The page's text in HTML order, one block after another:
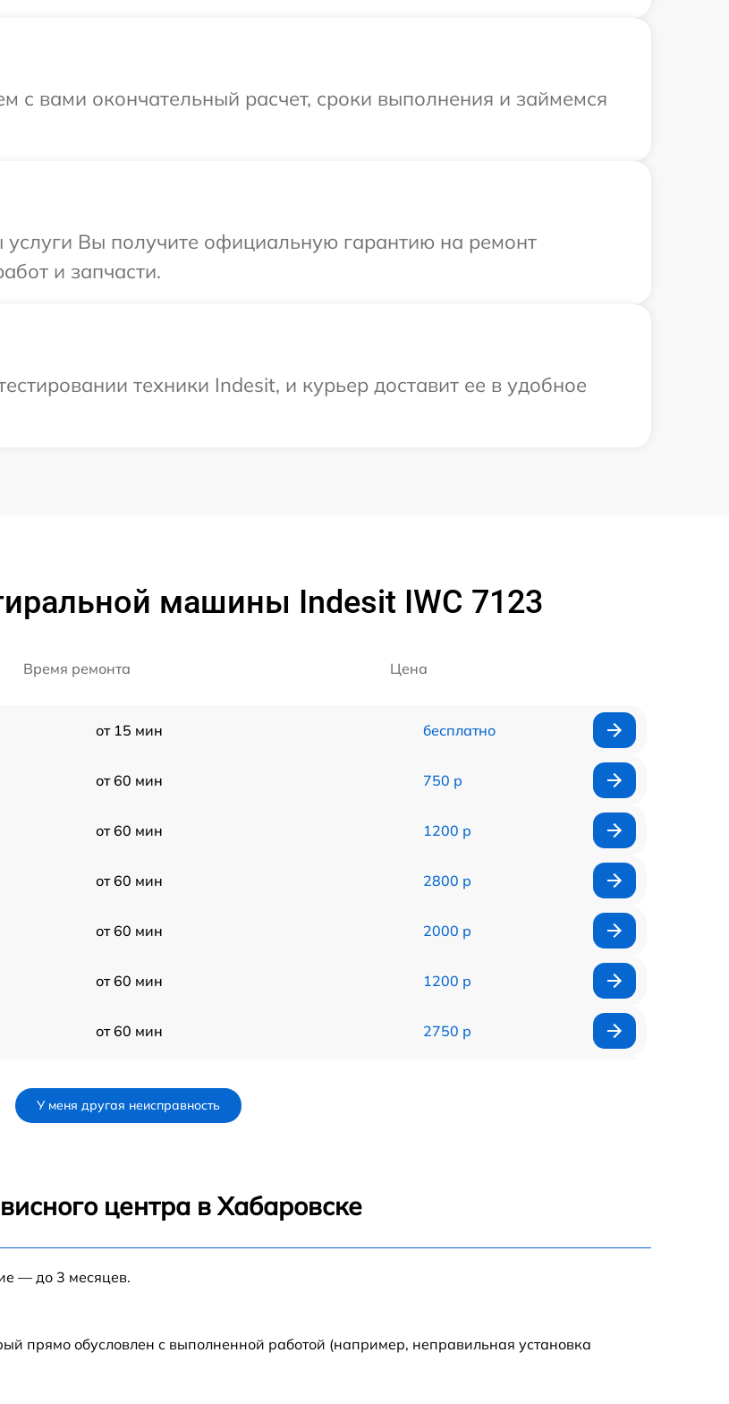
с вами окончательный расчет, сроки выполнения и займемся
Вы получите официальную гарантию на ремонт
и запчасти.
техники Indesit, и курьер доставит ее в удобное
машины Indesit IWC 7123
Время ремонта Цена
от 15 мин бесплатно
от 60 мин 750 р
от 60 мин 1200 р
от 60 мин 2800 р
от 60 мин 2000 р
от 60 мин 1200 р
от 60 мин 2750 р
от 60 мин
У меня другая неисправность
центра в Хабаровске
— до 3 месяцев.
прямо обусловлен с выполненной работой (например, неправильная установка